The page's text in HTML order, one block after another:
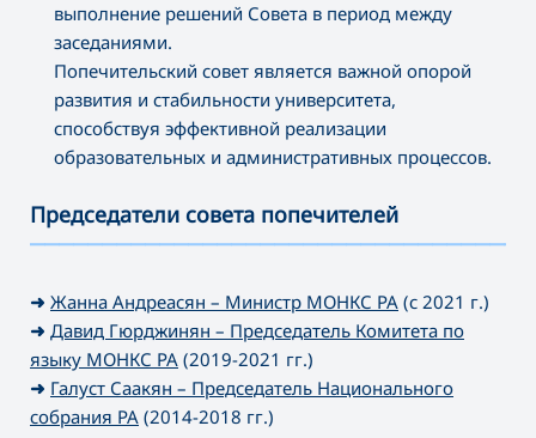
выполнение решений Совета в период между
заседаниями.
Попечительский совет является важной опорой
развития и стабильности университета,
способствуя эффективной реализации
образовательных и административных процессов.
Председатели совета попечителей
➜ Жанна Андреасян – Министр МОНКС РА (с 2021 г.)
➜ Давид Гюрджинян – Председатель Комитета по
языку МОНКС РА (2019-2021 гг.)
➜ Галуст Саакян – Председатель Национального
собрания РА (2014-2018 гг.)